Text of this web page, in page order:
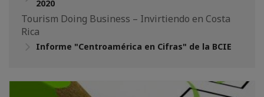
2020
Tourism Doing Business – Invirtiendo en Costa
Rica
Informe "Centroamérica en Cifras" de la BCIE